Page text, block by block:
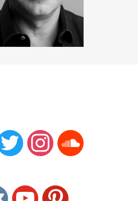
instagramsoundcloud
youtubepinterest